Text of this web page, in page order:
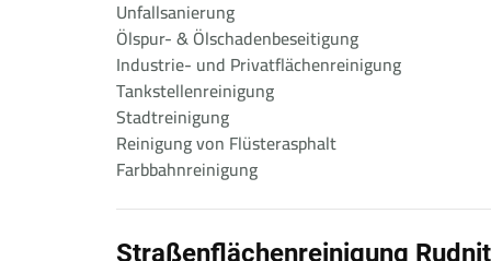
Unfallsanierung
Ölspur- & Ölschadenbeseitigung
Industrie- und Privatflächenreinigung
Tankstellenreinigung
Stadtreinigung
Reinigung von Flüsterasphalt
Farbbahnreinigung
Straßenflächenreinigung